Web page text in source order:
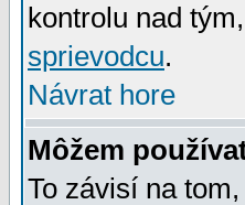
kontrolu nad
sprievodcu.
Návrat hore
Môžem
To závisí na